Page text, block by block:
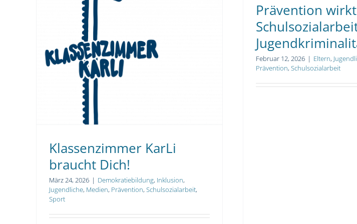
Demokratiebildung
Prävention
Klassenzimmer KarLi
braucht Dich!
März 24, 2026 | Demokratiebildung, Inklusion,
Jugendliche, Medien, Prävention, Schulsozialarbeit,
Sport
Prävention
Februar 12, 2026 | Eltern,
Prävention, Schulsozialarbeit